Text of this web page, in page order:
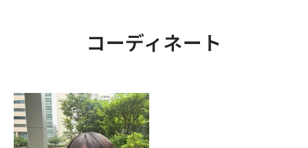
コーディネート